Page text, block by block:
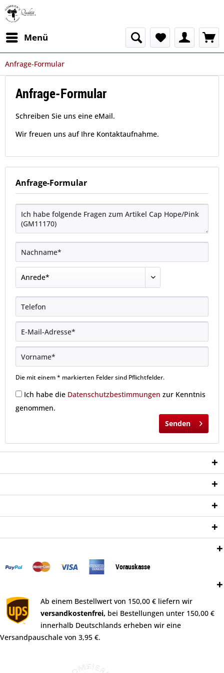
Menü
Anfrage-Formular
Anfrage-Formular
Schreiben Sie uns eine eMail.
Wir freuen uns auf Ihre Kontaktaufnahme.
Anfrage-Formular
Die mit einem * markierten Felder sind Pflichtfelder.
Ich habe die Datenschutzbestimmungen zur Kenntnis
genommen.
Senden
Vorauskasse
Ab einem Bestellwert von 150,00 € liefern wir
versandkostenfrei, bei Bestellungen unter 150,00 €
innerhalb Deutschlands erheben wir eine
Versandpauschale von 3,95 €.